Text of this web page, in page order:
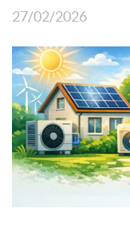
27/02/2026